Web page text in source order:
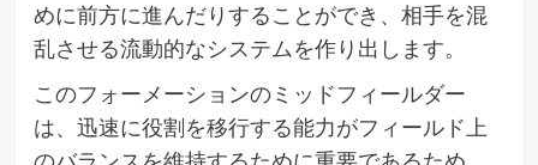
めに前方に進んだりすることができ、相手を混
乱させる流動的なシステムを作り出します。
このフォーメーションのミッドフィールダー
は、迅速に役割を移行する能力がフィールド上